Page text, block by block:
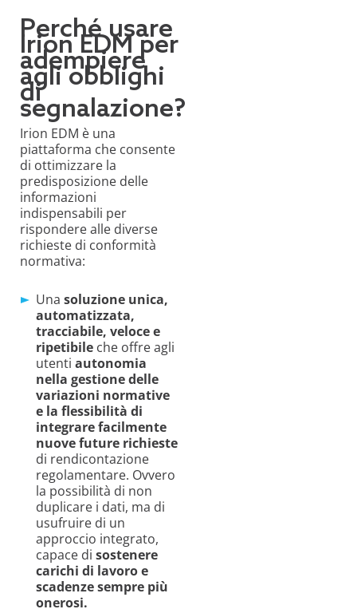
Perché usare
Irion EDM per
adempiere
agli obblighi
di
segnalazione?
Irion EDM è una
piattaforma che consente
di ottimizzare la
predisposizione delle
informazioni
indispensabili per
rispondere alle diverse
richieste di conformità
normativa:
Una soluzione unica,
automatizzata,
tracciabile, veloce e
ripetibile che offre agli
utenti autonomia
nella gestione delle
variazioni normative
e la flessibilità di
integrare facilmente
nuove future richieste
di rendicontazione
regolamentare. Ovvero
la possibilità di non
duplicare i dati, ma di
usufruire di un
approccio integrato,
capace di sostenere
carichi di lavoro e
scadenze sempre più
onerosi.